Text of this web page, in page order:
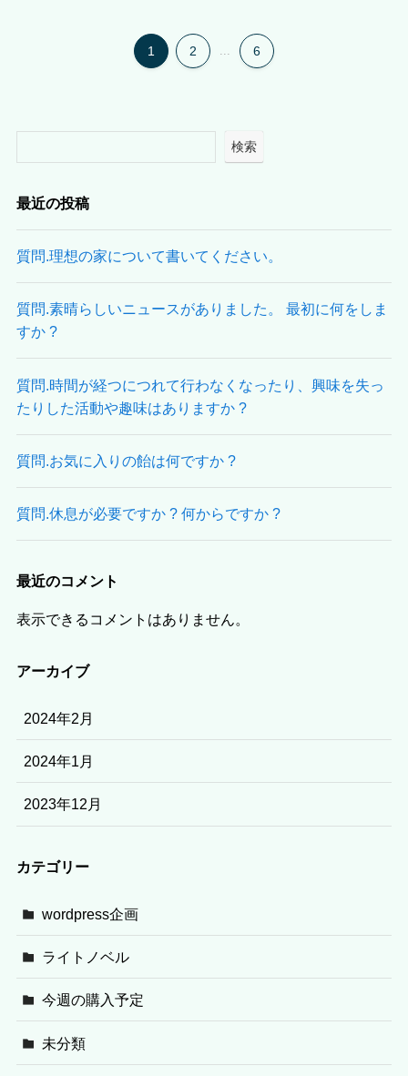
1 2 ... 6
検索
最近の投稿
質問.理想の家について書いてください。
質問.素晴らしいニュースがありました。 最初に何をしま
すか ?
質問.時間が経つにつれて行わなくなったり、興味を失っ
たりした活動や趣味はありますか ?
質問.お気に入りの飴は何ですか ?
質問.休息が必要ですか ? 何からですか ?
最近のコメント
表示できるコメントはありません。
アーカイブ
2024年2月
2024年1月
2023年12月
カテゴリー
wordpress企画
ライトノベル
今週の購入予定
未分類